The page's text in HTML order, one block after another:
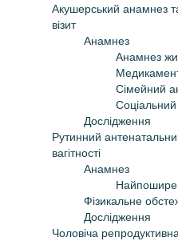
Акушерський анамнез
візит
Анамнез
Анамнез
Сімейний
Дослідження
Рутинний
вагітності
Анамнез
Фізикальне
Дослідження
Чоловіча